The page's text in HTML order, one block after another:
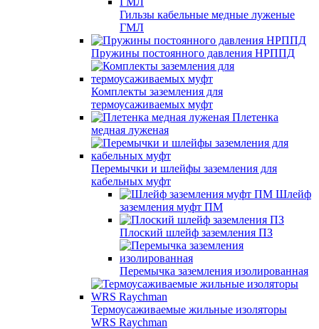
Гильзы кабельные медные луженые
ГМЛ
Пружины постоянного давления НРППД
Комплекты заземления для
термоусаживаемых муфт
Плетенка
медная луженая
Перемычки и шлейфы заземления для
кабельных муфт
Шлейф
заземления муфт ПМ
Плоский шлейф заземления ПЗ
Перемычка заземления изолированная
Термоусаживаемые жильные изоляторы
WRS Raychman